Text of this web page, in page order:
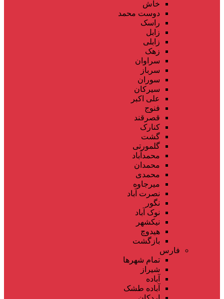
خاش
دوست محمد
راسک
زابل
زابلی
زهک
سراوان
سرباز
سوران
سیرکان
علی اکبر
فنوج
قصرقند
کنارک
گشت
گلمورتی
محمدآباد
محمدان
محمدی
میرجاوه
نصرت آباد
نگور
نوک آباد
نیکشهر
هیدوچ
بازگشت
فارس
تمام شهر‌ها
شیراز
آباده
آباده طشک